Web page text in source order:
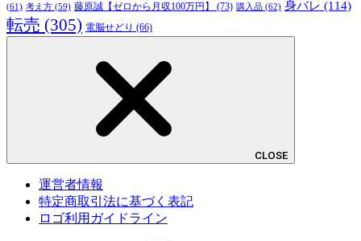
(61) 考え方 (59) 藤原誠【ゼロから月収100万円】 (73) 購入品 (62) 身バレ (114)
転売 (305) 電脳せどり (66)
CLOSE
運営者情報
特定商取引法に基づく表記
ロゴ利用ガイドライン